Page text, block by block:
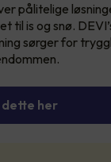
pålitelige
til is og snø.
sørger for
dette her